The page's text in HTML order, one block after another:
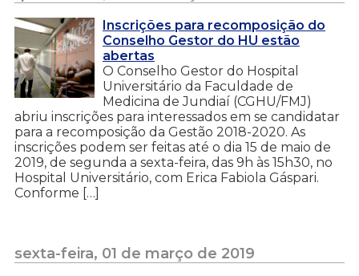
Inscrições para recomposição do
Conselho Gestor do HU estão
abertas
O Conselho Gestor do Hospital
Universitário da Faculdade de
Medicina de Jundiaí (CGHU/FMJ)
abriu inscrições para interessados em se candidatar
para a recomposição da Gestão 2018-2020. As
inscrições podem ser feitas até o dia 15 de maio de
2019, de segunda a sexta-feira, das 9h às 15h30, no
Hospital Universitário, com Erica Fabiola Gáspari.
Conforme […]
sexta-feira, 01 de março de 2019